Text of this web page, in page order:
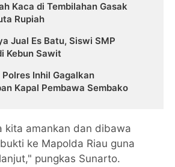
Kaca di Tembilahan Gasak
Rupiah
Jual Es Batu, Siswi SMP
Kebun Sawit
Inhil Gagalkan
Kapal Pembawa Sembako
kita amankan dan dibawa
ke Mapolda Riau guna
pungkas Sunarto.